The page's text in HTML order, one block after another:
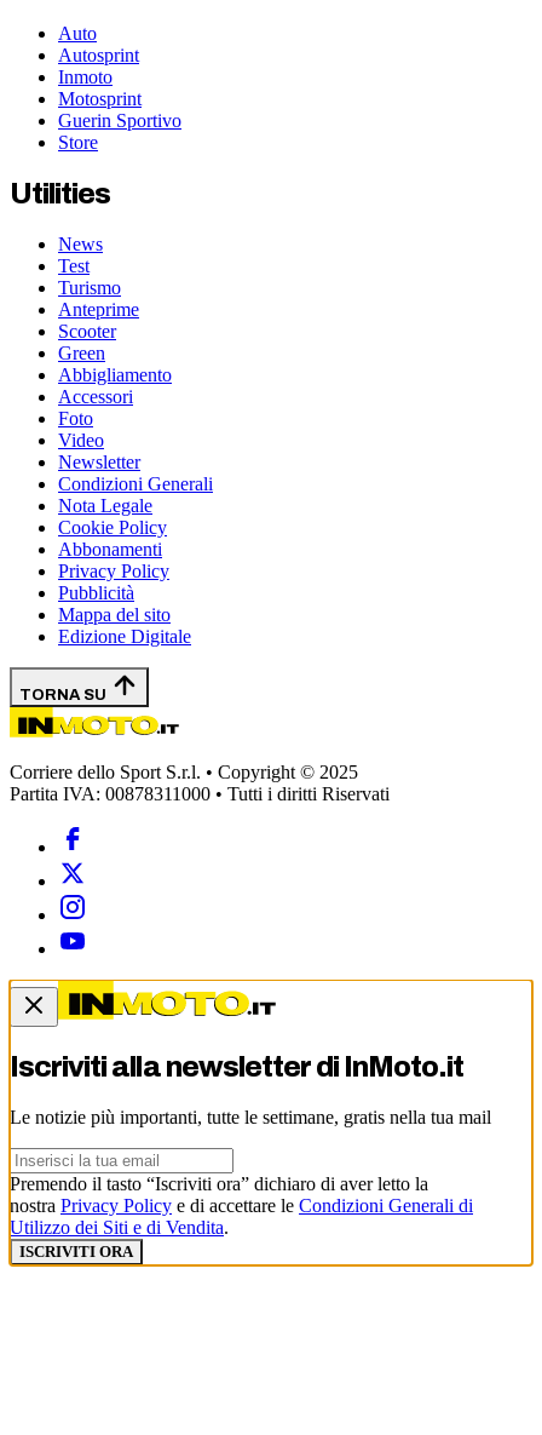
Auto
Autosprint
Inmoto
Motosprint
Guerin Sportivo
Store
Utilities
News
Test
Turismo
Anteprime
Scooter
Green
Abbigliamento
Accessori
Foto
Video
Newsletter
Condizioni Generali
Nota Legale
Cookie Policy
Abbonamenti
Privacy Policy
Pubblicità
Mappa del sito
Edizione Digitale
TORNA SU
Corriere dello Sport S.r.l. • Copyright © 2025
Partita IVA: 00878311000 • Tutti i diritti Riservati
Iscriviti alla newsletter di InMoto.it
Le notizie più importanti, tutte le settimane, gratis nella tua mail
Premendo il tasto “Iscriviti ora” dichiaro di aver letto la
nostra Privacy Policy e di accettare le Condizioni Generali di
Utilizzo dei Siti e di Vendita.
ISCRIVITI ORA